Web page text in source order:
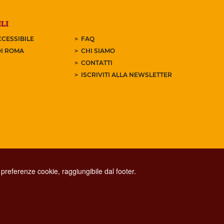
ROMA
FAQ
CHI SIAMO
CONTATTI
ISCRIVITI ALLA NEWSLETTER
cookie, raggiungibile dal footer.